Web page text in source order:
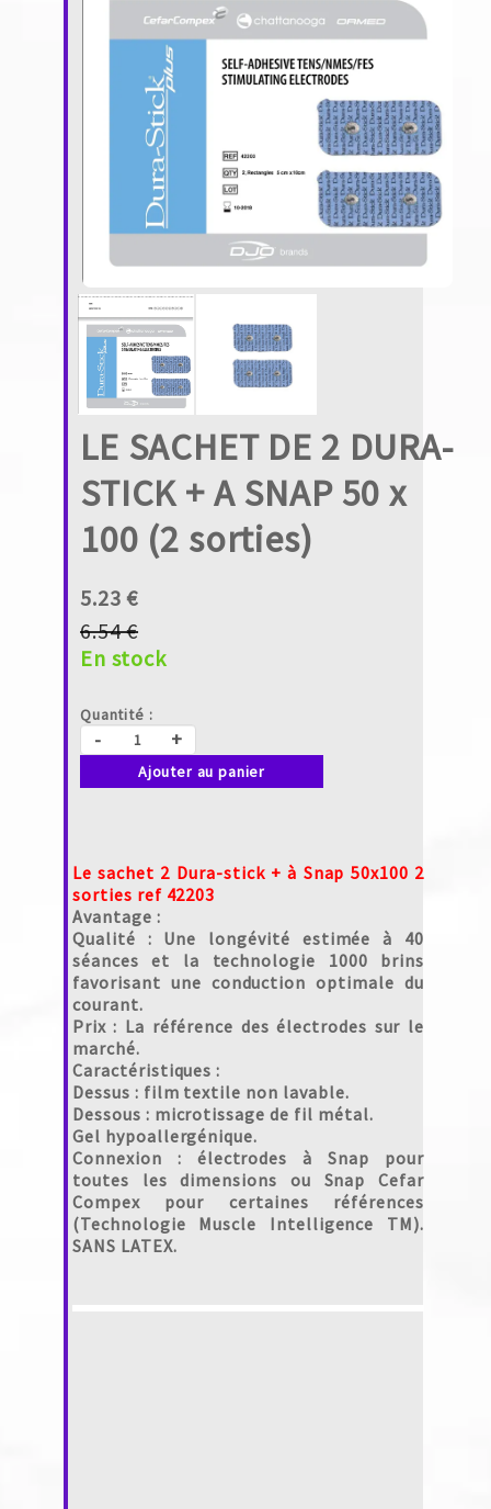
LE SACHET DE 2 DURA-
STICK + A SNAP 50 x
100 (2 sorties)
5.23 €
6.54 €
En stock
Quantité :
- +
Ajouter au panier
Le sachet 2 Dura-stick + à Snap 50x100 2
sorties ref 42203
Avantage :
Qualité : Une longévité estimée à 40
séances et la technologie 1000 brins
favorisant une conduction optimale du
courant.
Prix : La référence des électrodes sur le
marché.
Caractéristiques :
Dessus : film textile non lavable.
Dessous : microtissage de fil métal.
Gel hypoallergénique.
Connexion : électrodes à Snap pour
toutes les dimensions ou Snap Cefar
Compex pour certaines références
(Technologie Muscle Intelligence TM).
SANS LATEX.